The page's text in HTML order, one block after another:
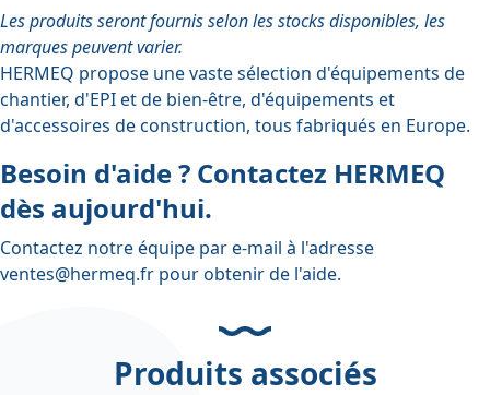
Les produits seront fournis selon les stocks disponibles, les
marques peuvent varier.
HERMEQ propose une vaste sélection d'équipements de
chantier, d'EPI et de bien-être, d'équipements et
d'accessoires de construction, tous fabriqués en Europe.
Besoin d'aide ? Contactez HERMEQ
dès aujourd'hui.
Contactez notre équipe par e-mail à l'adresse
ventes@hermeq.fr pour obtenir de l'aide.
Produits associés